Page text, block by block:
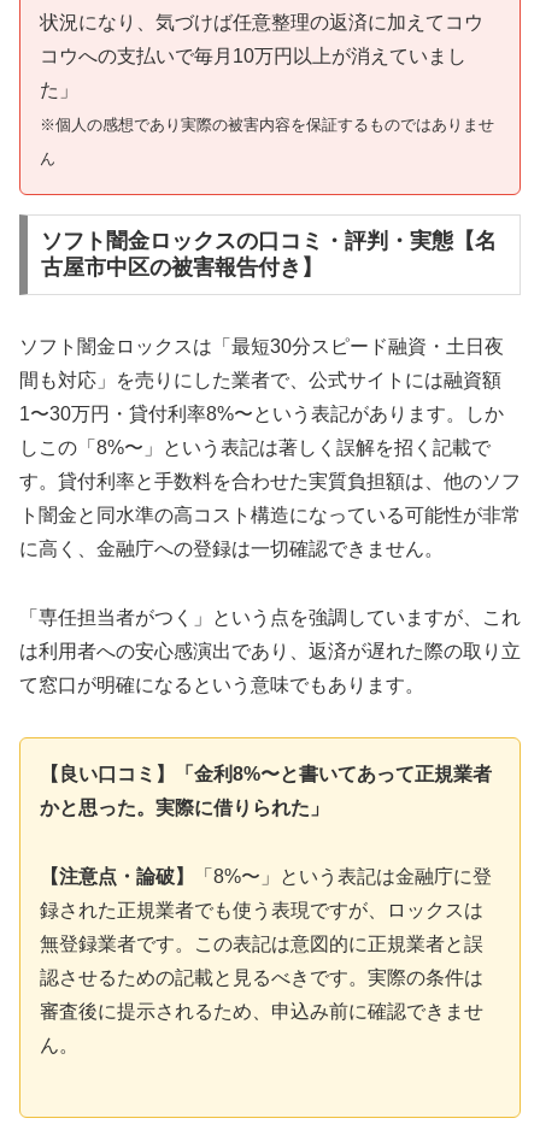
状況になり、気づけば任意整理の返済に加えてコウ
コウへの支払いで毎月10万円以上が消えていまし
た」
※個人の感想であり実際の被害内容を保証するものではありませ
ん
ソフト闇金ロックスの口コミ・評判・実態【名
古屋市中区の被害報告付き】
ソフト闇金ロックスは「最短30分スピード融資・土日夜
間も対応」を売りにした業者で、公式サイトには融資額
1〜30万円・貸付利率8%〜という表記があります。しか
しこの「8%〜」という表記は著しく誤解を招く記載で
す。貸付利率と手数料を合わせた実質負担額は、他のソフ
ト闇金と同水準の高コスト構造になっている可能性が非常
に高く、金融庁への登録は一切確認できません。
「専任担当者がつく」という点を強調していますが、これ
は利用者への安心感演出であり、返済が遅れた際の取り立
て窓口が明確になるという意味でもあります。
【良い口コミ】「金利8%〜と書いてあって正規業者
かと思った。実際に借りられた」
【注意点・論破】
「8%〜」という表記は金融庁に登
録された正規業者でも使う表現ですが、ロックスは
無登録業者です。この表記は意図的に正規業者と誤
認させるための記載と見るべきです。実際の条件は
審査後に提示されるため、申込み前に確認できませ
ん。